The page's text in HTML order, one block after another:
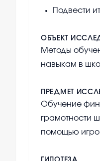
Подвести
ОБЪЕКТ
Методы
навыкам в
ПРЕДМЕТ
Обучение
грамотности
помощью